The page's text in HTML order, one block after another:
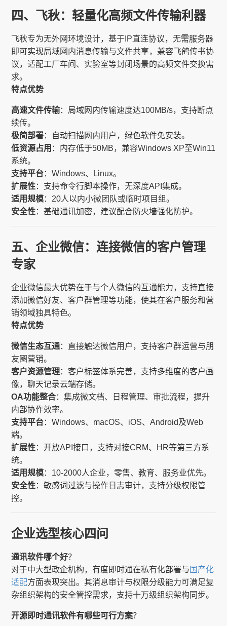
四、飞秋：轻量化高频文件传输利器
飞秋专为无外网环境设计，基于IP直连协议，无需服务器
即可实现局域网内消息传输与文件共享，兼容飞鸽传书协
议，适配工厂车间、实验室等封闭场景的高频文件交换需
求。
特点优势
高速文件传输：局域网内传输速度达100MB/s，支持断点
续传。
极简部署：自动扫描网内用户，绿色软件免安装。
低资源占用 ：内存低于50MB，兼容Windows XP至Win11
系统。
支持平台：Windows、Linux。
扩展性：支持命令行脚本操作，无深度API集成。
适用规模：20人以内小微团队或临时项目组。
安全性：基础通讯加密，建议配合防火墙强化防护。
五、企业微信：连接微信的客户管理
专家
企业微信最大优势在于与个人微信的互通能力，支持直接
添加微信好友、客户群管理等功能，使其在客户服务和营
销领域独具特色。
特点优势
微信生态互通：直接触达微信用户，支持客户群运营与朋
友圈营销。
客户资源管理：客户标签体系完善，支持多维度的客户画
像，聊天记录云端存储。
OA功能整合：集成微文档、日程管理、审批流程，提升
内部协作效率。
支持平台：Windows、macOS、iOS、Android及Web
端。
扩展性：开放API接口，支持对接CRM、HR等第三方系
统。
适用规模：10-2000人企业，零售、教育、服务业优先。
安全性：敏感词过滤与操作日志审计，支持分级权限管
控。
企业选型核心四问
通讯软件哪个好？
对于中大型政企机构，有度即时通在私有化部署与 国产化
适配方面表现突出。其消息审计与权限分级能力可满足复
杂组织架构的安全管控需求，支持十万级组织架构同步。
开源即时通讯软件有哪些可行方案？